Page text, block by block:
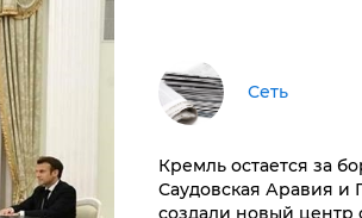
Сеть
​Кремль остается за
Саудовская Аравия и
создали новый центр